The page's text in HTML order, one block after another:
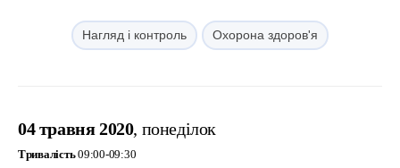
Нагляд і контроль Охорона здоров'я
04 травня 2020, понеділок
Тривалість09:00-09:30